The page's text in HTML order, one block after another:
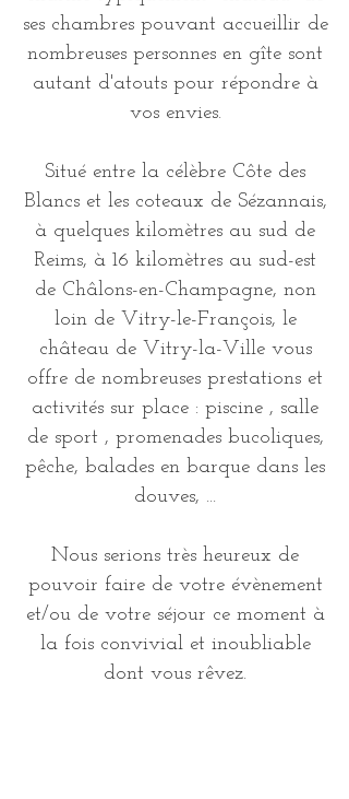
ses chambres pouvant accueillir de
nombreuses personnes en gîte sont
autant d'atouts pour répondre à
vos envies.
Situé entre la célèbre Côte des
Blancs et les coteaux de Sézannais,
à quelques kilomètres au sud de
Reims, à 16 kilomètres au sud-est
de Châlons-en-Champagne, non
loin de Vitry-le-François, le
château de Vitry-la-Ville vous
offre de nombreuses prestations et
activités sur place : piscine , salle
de sport , promenades bucoliques,
pêche, balades en barque dans les
douves, ...
Nous serions très heureux de
pouvoir faire de votre évènement
et/ou de votre séjour ce moment à
la fois convivial et inoubliable
dont vous rêvez.